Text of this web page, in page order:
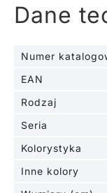
Dane
Numer
EAN
Rodzaj
Seria
Kolorystyka
Inne kolory